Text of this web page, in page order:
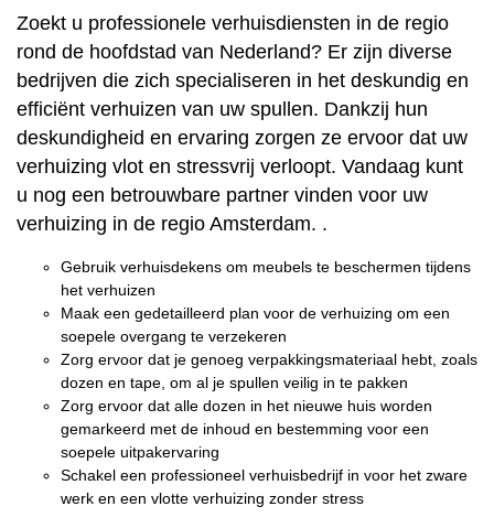
Zoekt u professionele verhuisdiensten in de regio
rond de hoofdstad van Nederland? Er zijn diverse
bedrijven die zich specialiseren in het deskundig en
efficiënt verhuizen van uw spullen. Dankzij hun
deskundigheid en ervaring zorgen ze ervoor dat uw
verhuizing vlot en stressvrij verloopt. Vandaag kunt
u nog een betrouwbare partner vinden voor uw
verhuizing in de regio Amsterdam. .
Gebruik verhuisdekens om meubels te beschermen tijdens
het verhuizen
Maak een gedetailleerd plan voor de verhuizing om een
soepele overgang te verzekeren
Zorg ervoor dat je genoeg verpakkingsmateriaal hebt, zoals
dozen en tape, om al je spullen veilig in te pakken
Zorg ervoor dat alle dozen in het nieuwe huis worden
gemarkeerd met de inhoud en bestemming voor een
soepele uitpakervaring
Schakel een professioneel verhuisbedrijf in voor het zware
werk en een vlotte verhuizing zonder stress